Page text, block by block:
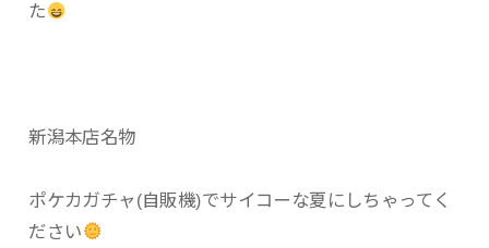
た
新潟本店名物
ポケカガチャ(自販機)でサイコーな夏にしちゃってく
ださい